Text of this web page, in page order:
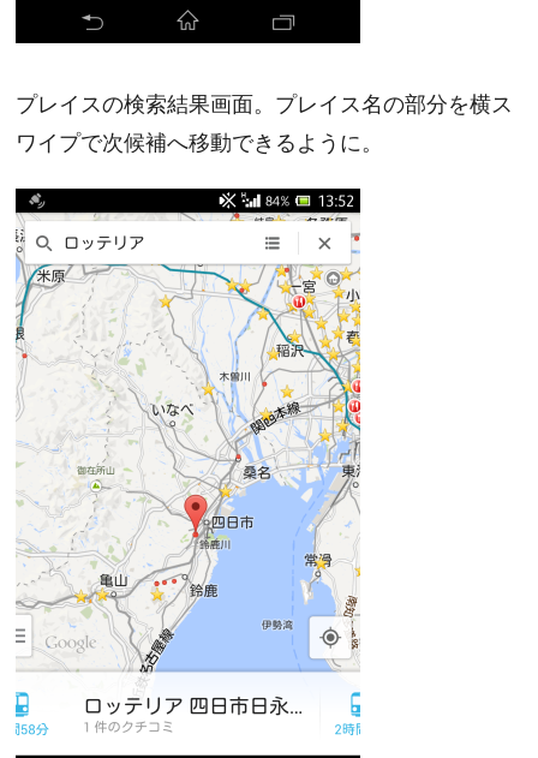
プレイスの検索結果画面。プレイス名の部分を横ス
ワイプで次候補へ移動できるように。